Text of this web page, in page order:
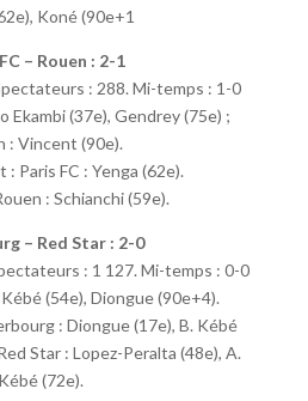
Koné (90e+1
– Rouen : 2-1
: 288. Mi-temps : 1-0
Ekambi (37e), Gendrey (75e) ;
: Vincent (90e).
Paris FC : Yenga (62e).
: Schianchi (59e).
– Red Star : 2-0
: 1 127. Mi-temps : 0-0
(54e), Diongue (90e+4).
: Diongue (17e), B. Kébé
Star : Lopez-Peralta (48e), A.
Kébé (72e).